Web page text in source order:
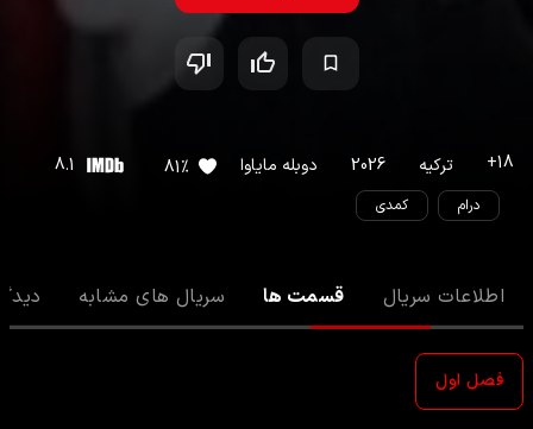
18
+ ترکیه 2026 دوبله مایاوا 81%
8.1
درام کمدی
اطلاعات سریال قسمت ها سریال های مشابه
فصل اول